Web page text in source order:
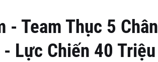
- Team Thục 5 Chân
Lực Chiến 40 Triệu